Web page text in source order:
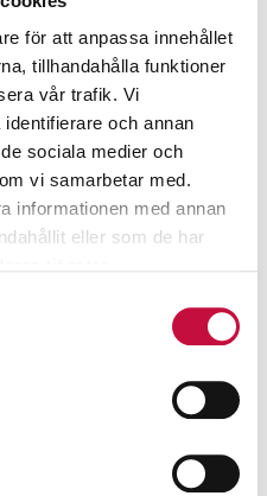
för att anpassa innehållet
tillhandahålla funktioner
vår trafik. Vi
och annan
sociala medier och
vi samarbetar med.
informationen med annan
eller som de har